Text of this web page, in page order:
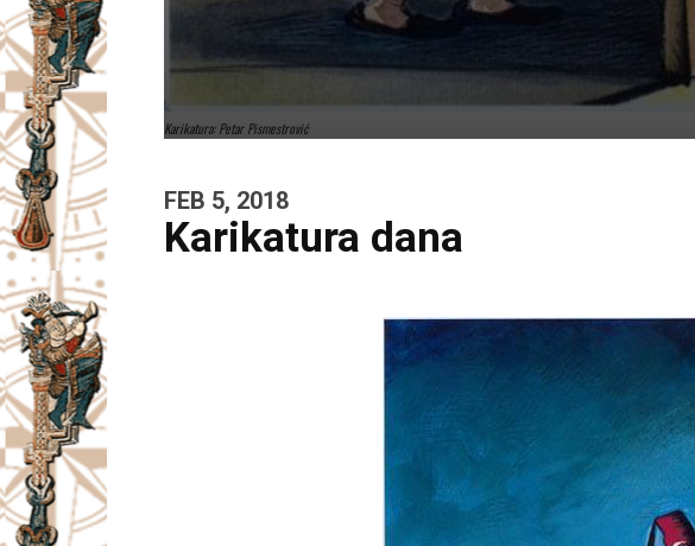
Karikatura: Petar Pismestrović
FEB 5, 2018
Karikatura dana